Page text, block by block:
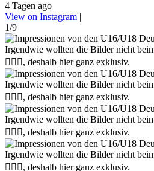
4 Tagen ago
View on Instagram |
1/9